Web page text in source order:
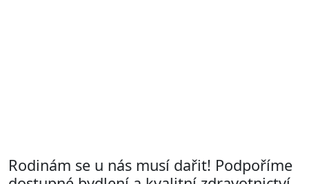
Rodinám se u nás musí dařit! Podpoříme